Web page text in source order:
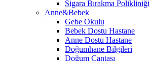
Sigara Bırakma Polikliniği
Anne&Bebek
Gebe Okulu
Bebek Dostu Hastane
Anne Dostu Hastane
Doğumhane Bilgileri
Doğum Çantası